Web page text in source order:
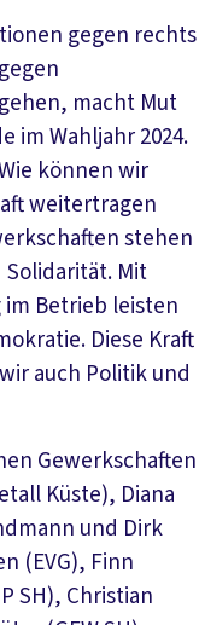
gegen rechts
macht Mut
im Wahljahr 2024.
können wir
weitertragen
stehen
Mit
Betrieb leisten
Diese Kraft
auch Politik und
Gewerkschaften
Küste), Diana
und Dirk
(EVG), Finn
SH), Christian